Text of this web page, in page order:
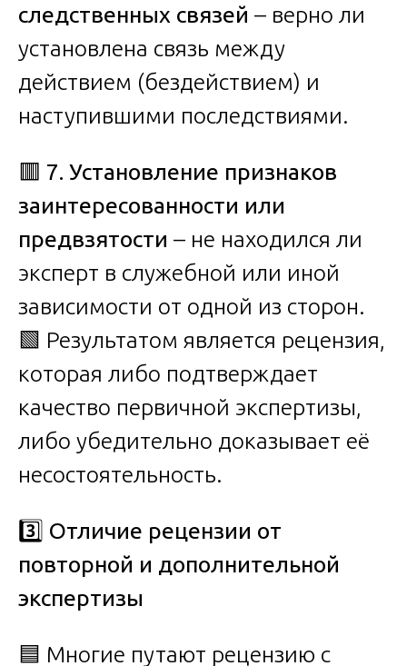
следственных связей – верно ли
установлена связь между
действием (бездействием) и
наступившими последствиями.
🟥 7. Установление признаков
заинтересованности или
предвзятости – не находился ли
эксперт в служебной или иной
зависимости от одной из сторон.
🟩 Результатом является рецензия,
которая либо подтверждает
качество первичной экспертизы,
либо убедительно доказывает её
несостоятельность.
3️ Отличие рецензии от
повторной и дополнительной
экспертизы
🟦 Многие путают рецензию с